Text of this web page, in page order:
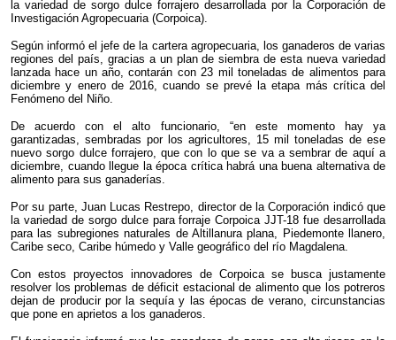
la variedad de sorgo dulce forrajero desarrollada por la Corporación de
Investigación Agropecuaria (Corpoica).
Según informó el jefe de la cartera agropecuaria, los ganaderos de varias
regiones del país, gracias a un plan de siembra de esta nueva variedad
lanzada hace un año, contarán con 23 mil toneladas de alimentos para
diciembre y enero de 2016, cuando se prevé la etapa más crítica del
Fenómeno del Niño.
De acuerdo con el alto funcionario, “en este momento hay ya
garantizadas, sembradas por los agricultores, 15 mil toneladas de ese
nuevo sorgo dulce forrajero, que con lo que se va a sembrar de aquí a
diciembre, cuando llegue la época crítica habrá una buena alternativa de
alimento para sus ganaderías.
Por su parte, Juan Lucas Restrepo, director de la Corporación indicó que
la variedad de sorgo dulce para forraje Corpoica JJT-18 fue desarrollada
para las subregiones naturales de Altillanura plana, Piedemonte llanero,
Caribe seco, Caribe húmedo y Valle geográfico del río Magdalena.
Con estos proyectos innovadores de Corpoica se busca justamente
resolver los problemas de déficit estacional de alimento que los potreros
dejan de producir por la sequía y las épocas de verano, circunstancias
que pone en aprietos a los ganaderos.